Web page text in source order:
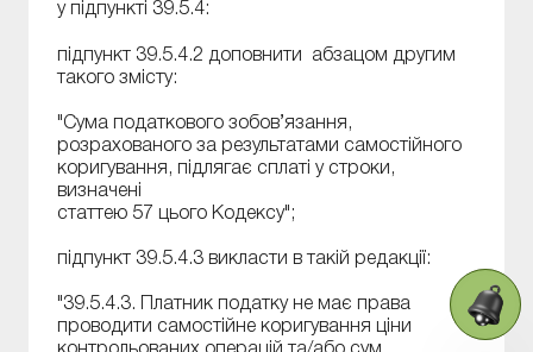
у підпункті 39.5.4:
підпункт 39.5.4.2 доповнити абзацом другим
такого змісту:
"Сума податкового зобов’язання,
розрахованого за результатами самостійного
коригування, підлягає сплаті у строки,
визначені
статтею 57 цього Кодексу";
підпункт 39.5.4.3 викласти в такій редакції:
"39.5.4.3. Платник податку не має права
проводити самостійне коригування ціни